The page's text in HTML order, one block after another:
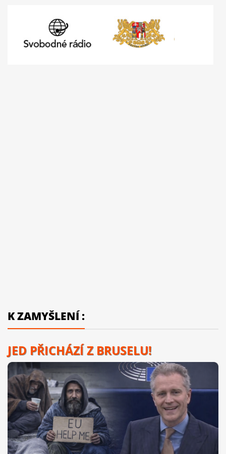
K ZAMYŠLENÍ :
JED PŘICHÁZÍ Z BRUSELU!